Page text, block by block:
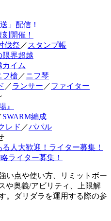
」配信！
開催！
伐祭 ／ スタンプ帳
限界超越
カイム
フ槍 ／ニフ琴
／ランサー ／ファイター
』
SWARM編成
レド ／パパル
人大歓迎！ライター募集！
ライター募集！
い点や使い方、リミットボー
や奥義/アビリティ、上限解
。ダリダラを運用する際の参